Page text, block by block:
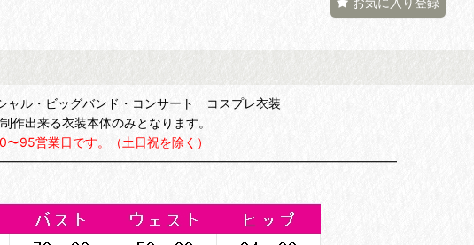
ル・ビッグバンド・コンサート コスプレ衣装
作出来る衣装本体のみとなります。
〜95営業日です。（土日祝を除く）